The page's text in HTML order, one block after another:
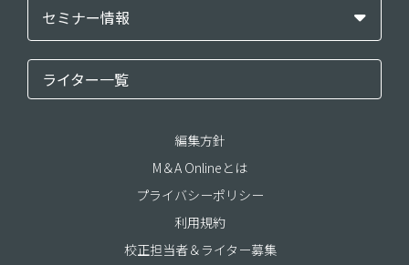
セミナー情報
ライター一覧
編集方針
M＆A Onlineとは
プライバシーポリシー
利用規約
校正担当者＆ライター募集